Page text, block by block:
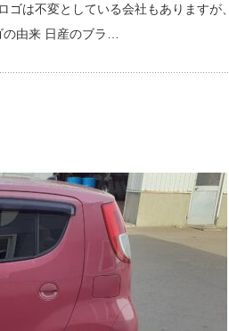
は不変としている会社もありますが、
由来 日産のブラ…